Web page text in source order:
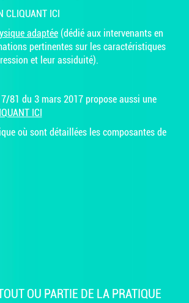
CLIQUANT ICI
adaptée(dédié aux intervenants en
pertinentes sur les caractéristiques
et leur assiduité).
81 du 3 mars 2017 propose aussi une
ICI
où sont détaillées les composantes de
OU PARTIE DE LA PRATIQUE